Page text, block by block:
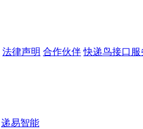
法律声明 合作伙伴 快递鸟接口服
递易智能